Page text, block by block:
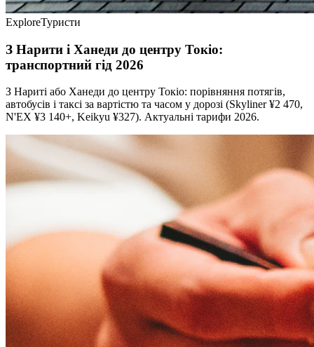
ExploreТуристи
З Нарити і Ханеди до центру Токіо:
транспортний гід 2026
З Нариті або Ханеди до центру Токіо: порівняння потягів,
автобусів і таксі за вартістю та часом у дорозі (Skyliner ¥2 470,
N'EX ¥3 140+, Keikyu ¥327). Актуальні тарифи 2026.